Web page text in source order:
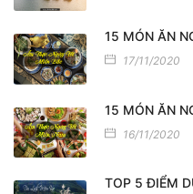
15 MÓN ĂN
17/11/2020
15 MÓN ĂN
16/11/2020
TOP 5 ĐIỂM